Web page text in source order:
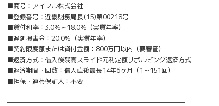
■商号：アイフル株式会社
■登録番号：近畿財務局長(15)第00218号
■貸付利率：3.0％～18.0％（実質年率）
■遅延損害金：20.0％（実質年率）
■契約限度額または貸付金額：800万円以内（要審査）
■返済方式：借入後残高スライド元利定額リボルビング返済方式
■返済期間・回数：借入直後最長14年6ヶ月（1～151回）
■担保・連帯保証人：不要
————————————————————————————